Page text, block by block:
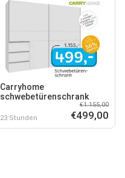
Carryhome
schwebetürenschrank
23 Stunden
€1.155,00
€499,00